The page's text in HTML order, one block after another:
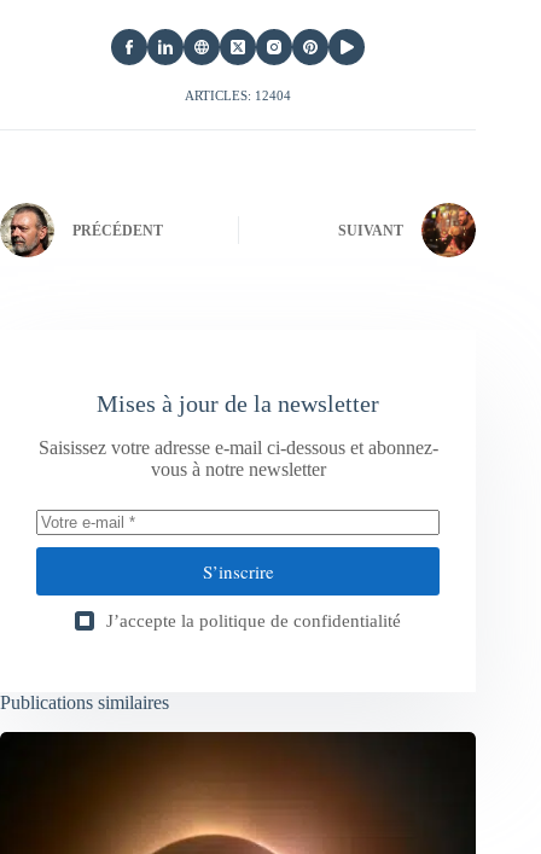
ARTICLES: 12404
PRÉCÉDENT SUIVANT
Mises à jour de la newsletter
Saisissez votre adresse e-mail ci-dessous et abonnez-
vous à notre newsletter
S’inscrire
J’accepte la politique de confidentialité
Publications similaires